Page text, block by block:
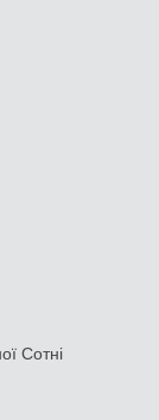
Сотні